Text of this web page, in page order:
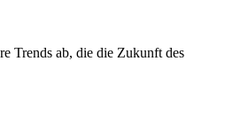
Trends ab, die die Zukunft des